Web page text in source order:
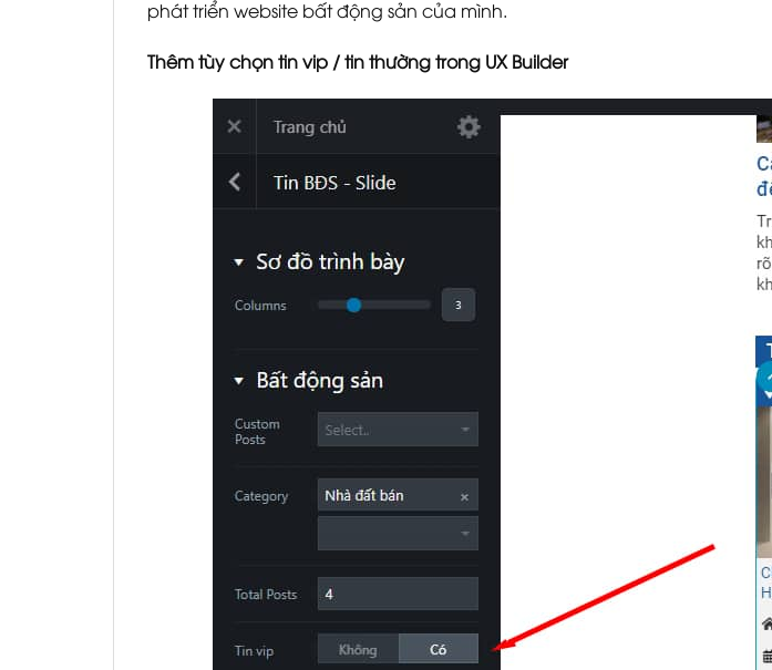
phát triển website bất động sản của mình.
Thêm tùy chọn tin vip / tin thường trong UX Builder